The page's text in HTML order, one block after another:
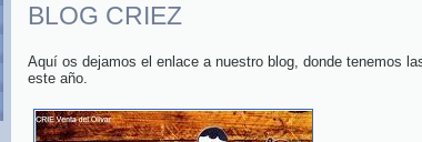
BLOG CRIEZ
Aquí os dejamos el enlace a nuestro blog, donde tenemos
este año.